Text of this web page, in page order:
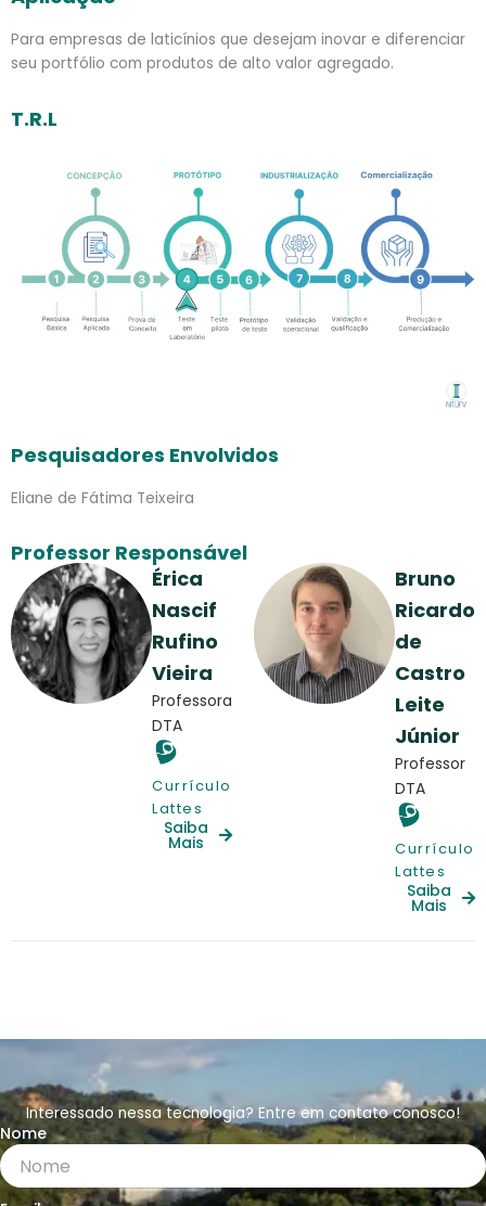
Para empresas de laticínios que desejam inovar e diferenciar
seu portfólio com produtos de alto valor agregado.
T.R.L
Pesquisadores Envolvidos
Eliane de Fátima Teixeira
Professor Responsável
Érica
Nascif
Rufino
Vieira
Professora
DTA
Currículo
Lattes
Saiba
Mais
Bruno
Ricardo
de
Castro
Leite
Júnior
Professor
DTA
Currículo
Lattes
Saiba
Mais
Interessado nessa tecnologia? Entre em contato conosco!
Nome